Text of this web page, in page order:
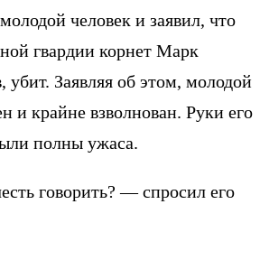
человек и заявил, что
гвардии корнет Марк
убит. Заявляя об этом, молодой
и крайне взволнован. Руки его
полны ужаса.
говорить? — спросил его